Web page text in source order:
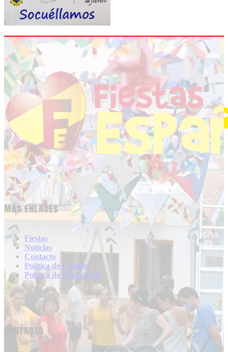
Más enlaces
Fiestas
Noticias
Contacto
Politica de Cookies
Politica de Privacidad
Contacto